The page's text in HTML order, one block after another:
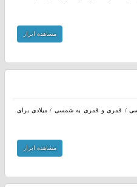
مشاهده ابزار
/ قمری و قمری به شمسی / میلادی برای
مشاهده ابزار